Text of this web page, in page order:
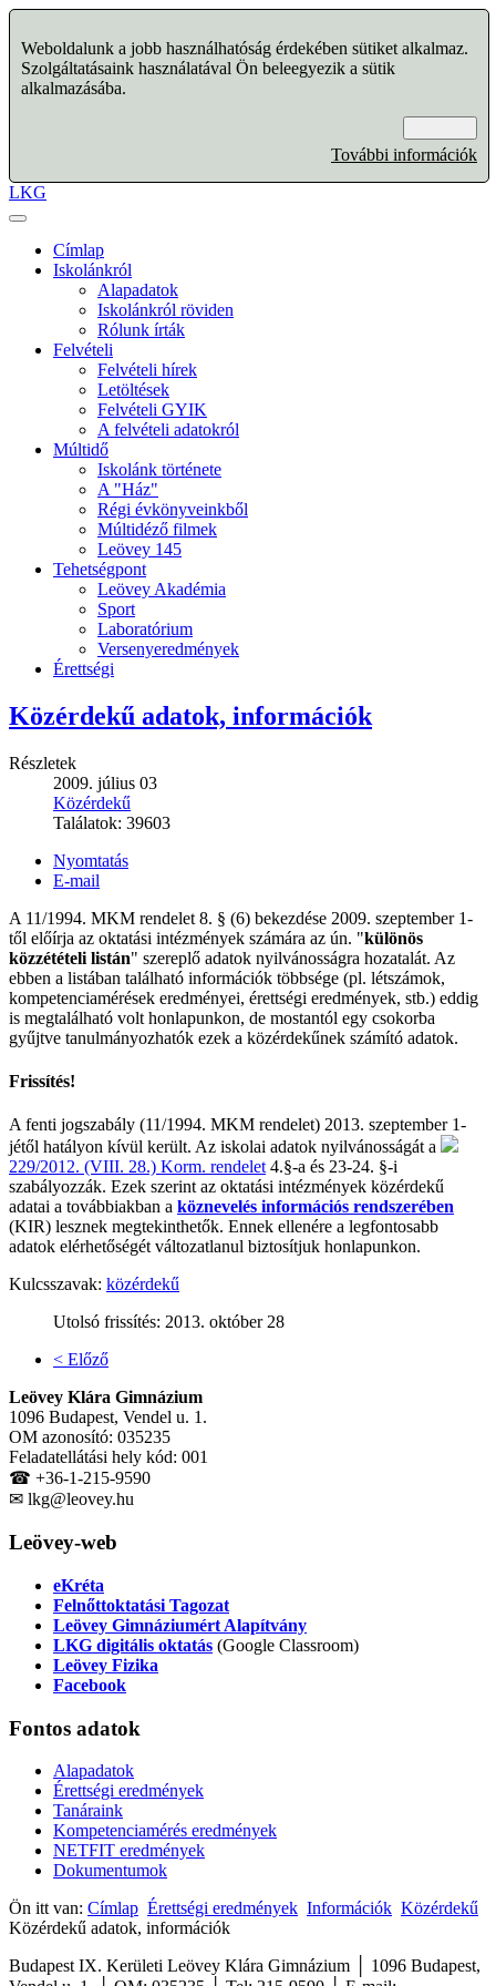
Weboldalunk a jobb használhatóság érdekében sütiket alkalmaz.
Szolgáltatásaink használatával Ön beleegyezik a sütik
alkalmazásába.
További információk
LKG
Címlap
Iskolánkról
Alapadatok
Iskolánkról röviden
Rólunk írták
Felvételi
Felvételi hírek
Letöltések
Felvételi GYIK
A felvételi adatokról
Múltidő
Iskolánk története
A "Ház"
Régi évkönyveinkből
Múltidéző filmek
Leövey 145
Tehetségpont
Leövey Akadémia
Sport
Laboratórium
Versenyeredmények
Érettségi
Közérdekű adatok, információk
Részletek
2009. július 03
Közérdekű
Találatok: 39603
Nyomtatás
E-mail
A 11/1994. MKM rendelet 8. § (6) bekezdése 2009. szeptember 1-
től előírja az oktatási intézmények számára az ún. "különös
közzétételi listán" szereplő adatok nyilvánosságra hozatalát. Az
ebben a listában található információk többsége (pl. létszámok,
kompetenciamérések eredményei, érettségi eredmények, stb.) eddig
is megtalálható volt honlapunkon, de mostantól egy csokorba
gyűjtve tanulmányozhatók ezek a közérdekűnek számító adatok.
Frissítés!
A fenti jogszabály (11/1994. MKM rendelet) 2013. szeptember 1-
jétől hatályon kívül került. Az iskolai adatok nyilvánosságát a
229/2012. (VIII. 28.) Korm. rendelet 4.§-a és 23-24. §-i
szabályozzák. Ezek szerint az oktatási intézmények közérdekű
adatai a továbbiakban a köznevelés információs rendszerében
(KIR) lesznek megtekinthetők. Ennek ellenére a legfontosabb
adatok elérhetőségét változatlanul biztosítjuk honlapunkon.
Kulcsszavak: közérdekű
Utolsó frissítés: 2013. október 28
< Előző
Leövey Klára Gimnázium
1096 Budapest, Vendel u. 1.
OM azonosító: 035235
Feladatellátási hely kód: 001
☎ +36-1-215-9590
✉ lkg@leovey.hu
Leövey-web
eKréta
Felnőttoktatási Tagozat
Leövey Gimnáziumért Alapítvány
LKG digitális oktatás (Google Classroom)
Leövey Fizika
Facebook
Fontos adatok
Alapadatok
Érettségi eredmények
Tanáraink
Kompetenciamérés eredmények
NETFIT eredmények
Dokumentumok
Ön itt van: Címlap Érettségi eredmények Információk Közérdekű
Közérdekű adatok, információk
Budapest IX. Kerületi Leövey Klára Gimnázium │ 1096 Budapest,